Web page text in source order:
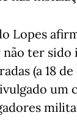
Lopes
não ter sido
(a 18
um